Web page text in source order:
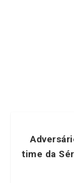
time da